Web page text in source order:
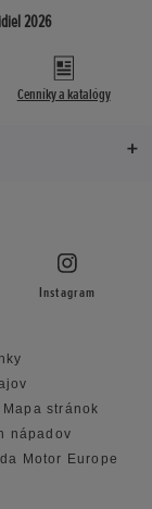
2026
Cenníky a katalógy
Instagram
Mapa stránok
nápadov
Motor Europe